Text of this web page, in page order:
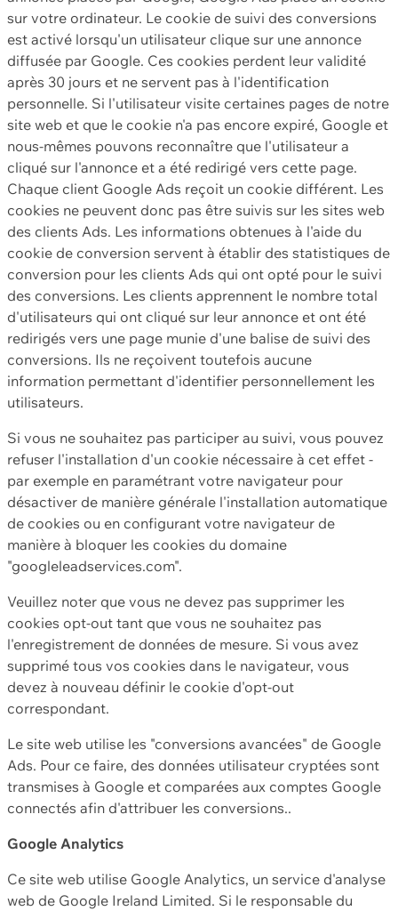
sur votre ordinateur. Le cookie de suivi des conversions
est activé lorsqu'un utilisateur clique sur une annonce
diffusée par Google. Ces cookies perdent leur validité
après 30 jours et ne servent pas à l'identification
personnelle. Si l'utilisateur visite certaines pages de notre
site web et que le cookie n'a pas encore expiré, Google et
nous-mêmes pouvons reconnaître que l'utilisateur a
cliqué sur l'annonce et a été redirigé vers cette page.
Chaque client Google Ads reçoit un cookie différent. Les
cookies ne peuvent donc pas être suivis sur les sites web
des clients Ads. Les informations obtenues à l'aide du
cookie de conversion servent à établir des statistiques de
conversion pour les clients Ads qui ont opté pour le suivi
des conversions. Les clients apprennent le nombre total
d'utilisateurs qui ont cliqué sur leur annonce et ont été
redirigés vers une page munie d'une balise de suivi des
conversions. Ils ne reçoivent toutefois aucune
information permettant d'identifier personnellement les
utilisateurs.
Si vous ne souhaitez pas participer au suivi, vous pouvez
refuser l'installation d'un cookie nécessaire à cet effet -
par exemple en paramétrant votre navigateur pour
désactiver de manière générale l'installation automatique
de cookies ou en configurant votre navigateur de
manière à bloquer les cookies du domaine
"googleleadservices.com".
Veuillez noter que vous ne devez pas supprimer les
cookies opt-out tant que vous ne souhaitez pas
l'enregistrement de données de mesure. Si vous avez
supprimé tous vos cookies dans le navigateur, vous
devez à nouveau définir le cookie d'opt-out
correspondant.
Le site web utilise les "conversions avancées" de Google
Ads. Pour ce faire, des données utilisateur cryptées sont
transmises à Google et comparées aux comptes Google
connectés afin d'attribuer les conversions..
Google Analytics
Ce site web utilise Google Analytics, un service d'analyse
web de Google Ireland Limited. Si le responsable du